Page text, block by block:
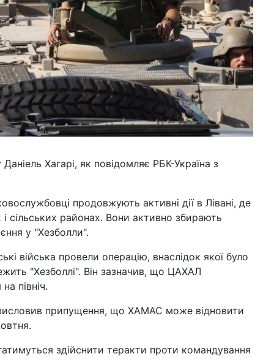
Хагарі, як повідомляє РБК-Україна з
продовжують активні дії в Лівані, де
і сільських районах. Вони активно збирають
у "Хезболли".
війська провели операцію, внаслідок якої було
"Хезболлі". Він зазначив, що ЦАХАЛ
північ.
припущення, що ХАМАС може відновити
здійснити теракти проти командування